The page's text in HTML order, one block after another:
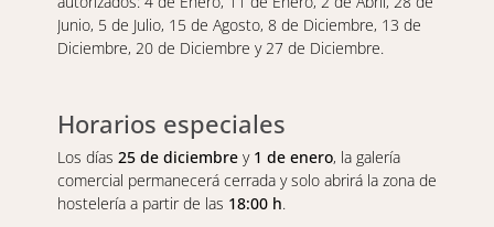
Junio, 5 de Julio, 15 de Agosto, 8 de Diciembre, 13 de
Diciembre, 20 de Diciembre y 27 de Diciembre.
Horarios especiales
Los días 25 de diciembre y 1 de enero, la galería
comercial permanecerá cerrada y solo abrirá la zona de
hostelería a partir de las 18:00 h.